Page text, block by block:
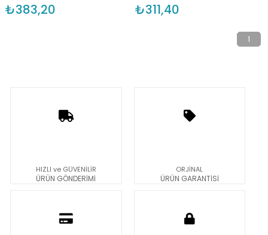
₺383,20 ₺311,40
1
HIZLI ve GÜVENİLİR
ÜRÜN GÖNDERİMİ
ORJİNAL
ÜRÜN GARANTİSİ